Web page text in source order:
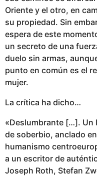
Oriente y el otro, en
su propiedad. Sin
espera de este
un secreto de una
duelo sin armas,
punto en común es el
mujer.
La crítica ha dicho…
«Deslumbrante […]. Un
de soberbio, anclado
humanismo
a un escritor de
Joseph Roth, Stefan